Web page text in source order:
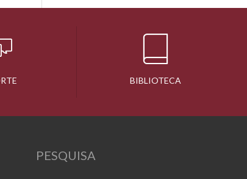
BIBLIOTECA
PESQUISA